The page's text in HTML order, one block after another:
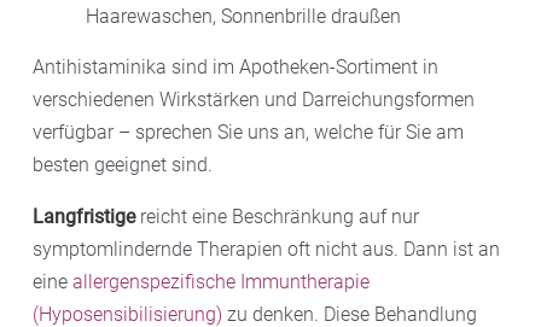
Haarewaschen, Sonnenbrille draußen
Antihistaminika sind im Apotheken-Sortiment in
verschiedenen Wirkstärken und Darreichungsformen
verfügbar – sprechen Sie uns an, welche für Sie am
besten geeignet sind.
Langfristigereicht eine Beschränkung auf nur
symptomlindernde Therapien oft nicht aus. Dann ist an
eine allergenspezifische Immuntherapie
(Hyposensibilisierung) zu denken. Diese Behandlung